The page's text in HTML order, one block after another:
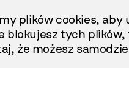
plików cookies,
blokujesz tych
że możesz